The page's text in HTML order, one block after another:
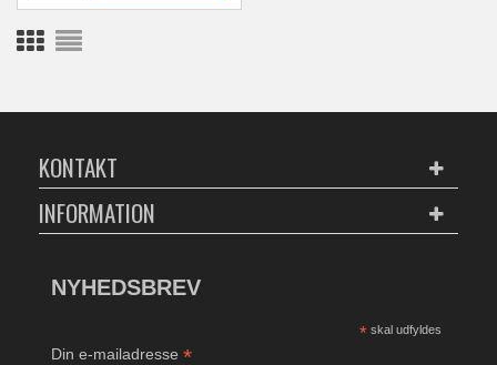
KONTAKT
INFORMATION
NYHEDSBREV
* skal udfyldes
Din e-mailadresse*